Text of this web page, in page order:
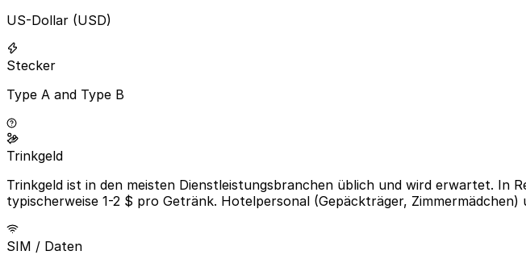
US-Dollar (USD)
Stecker
Type A and Type B
Trinkgeld
Trinkgeld ist in den meisten Dienstleistungsbranchen üblich und wird erwartet. In
typischerweise 1-2 $ pro Getränk. Hotelpersonal (Gepäckträger,
SIM / Daten